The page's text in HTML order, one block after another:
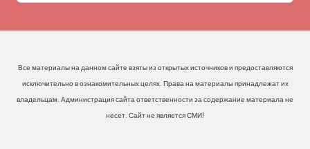
Все материалы на данном сайте взяты из открытых источников и предоставляются
исключительно в ознакомительных целях. Права на материалы принадлежат их
владельцам. Администрация сайта ответственности за содержание материала не
несет. Сайт не является СМИ!